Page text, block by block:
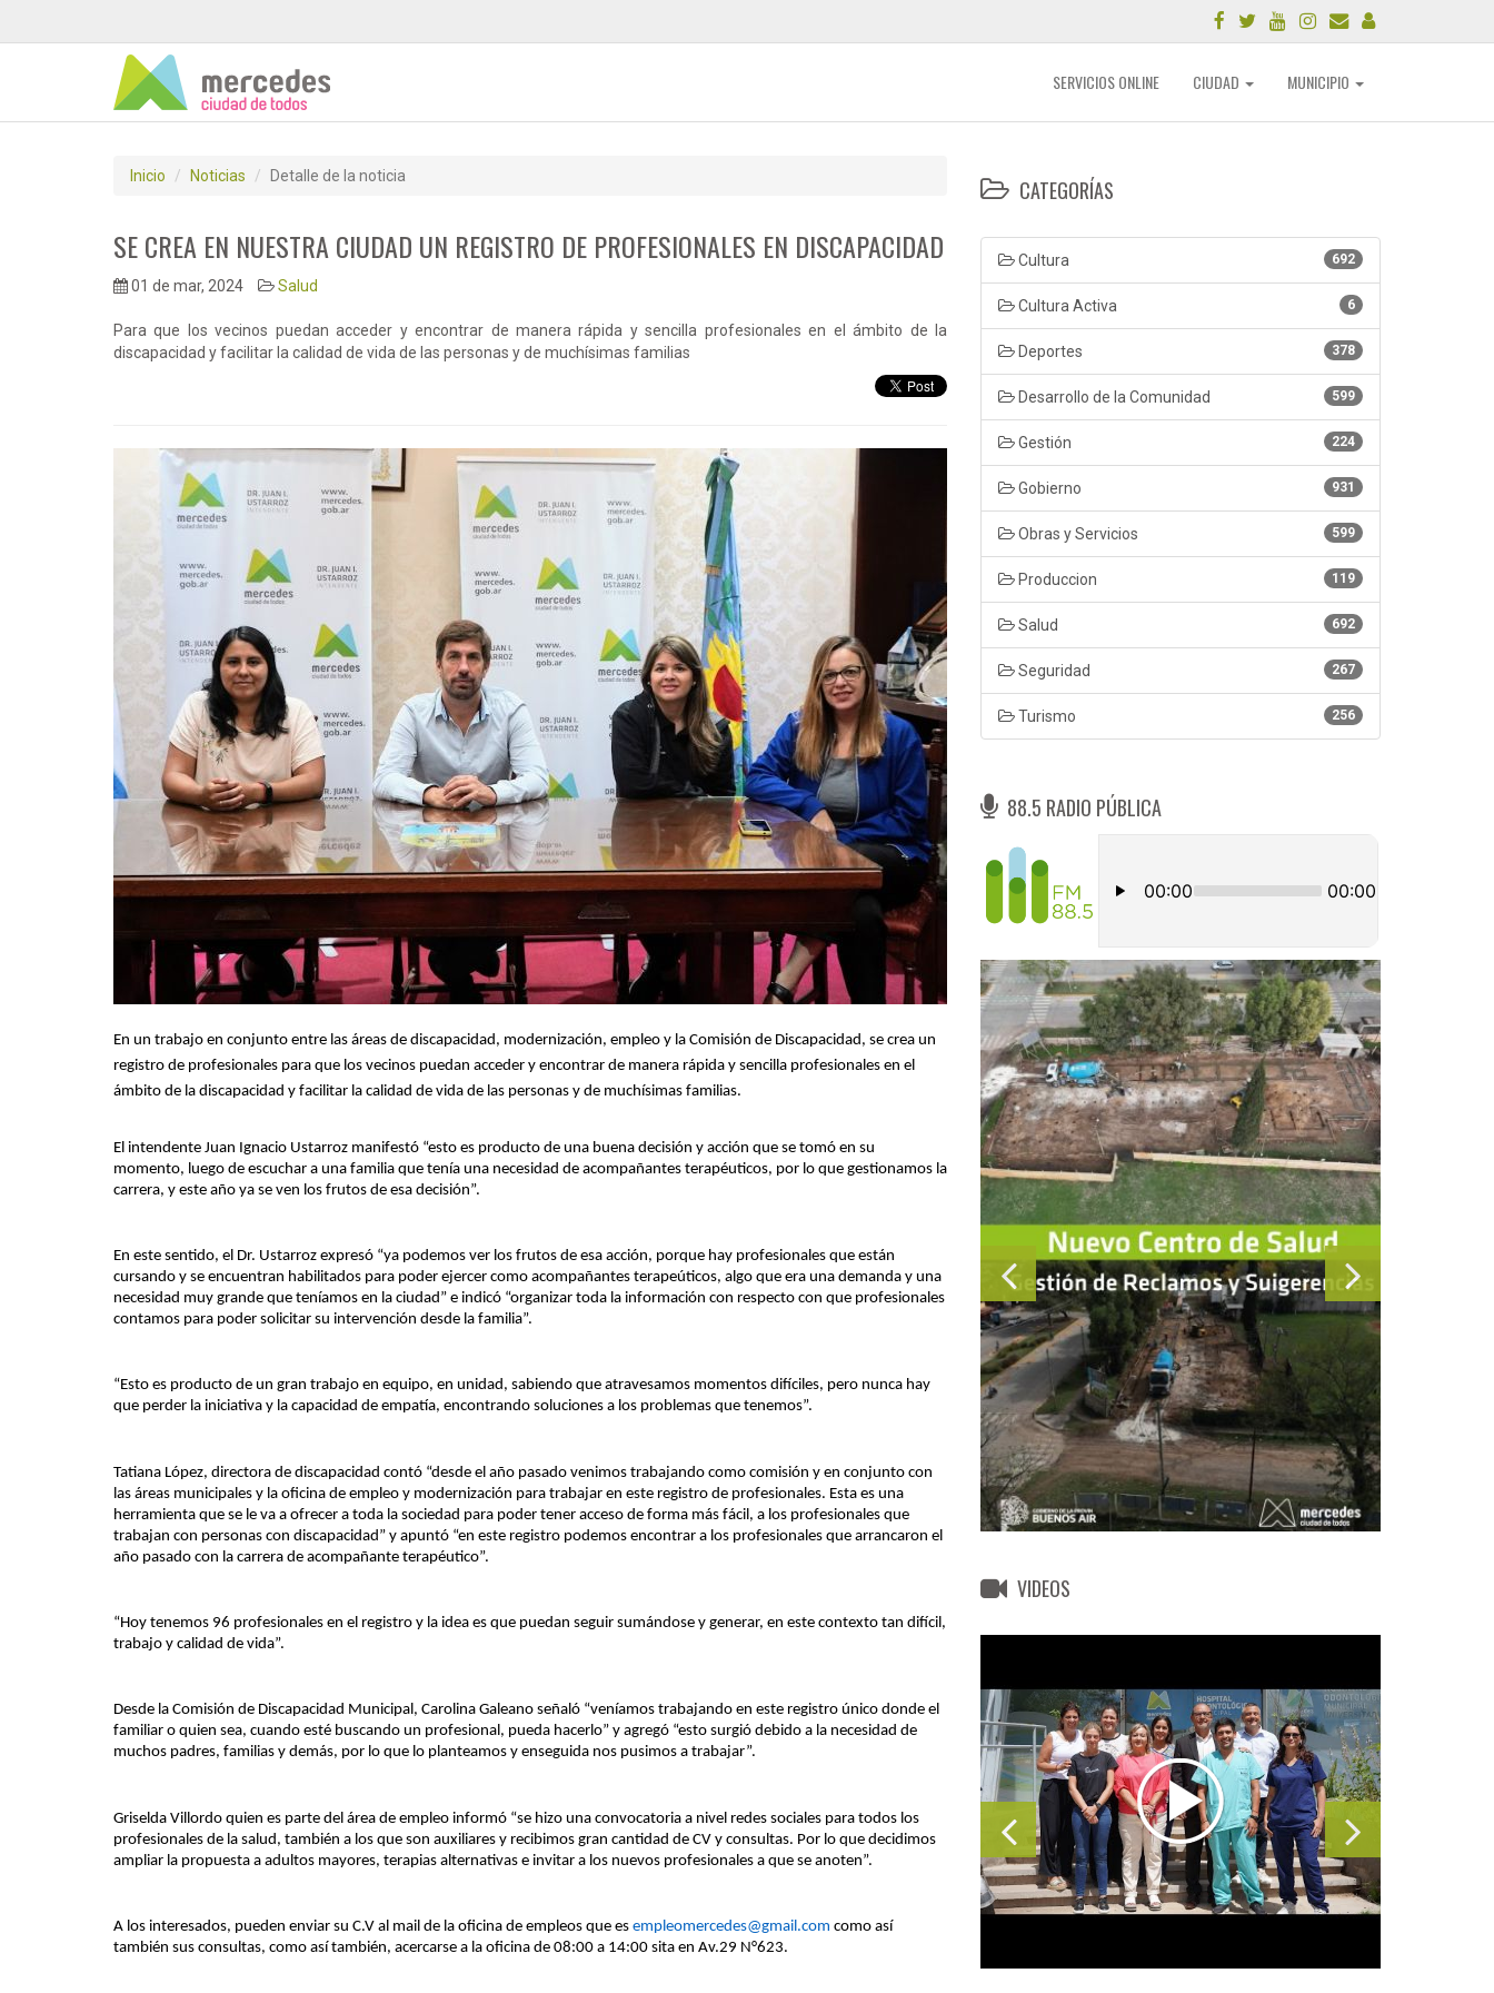
SERVICIOS ONLINE CIUDAD MUNICIPIO
Inicio Noticias Detalle de la noticia
SE CREA EN NUESTRA CIUDAD UN REGISTRO DE PROFESIONALES EN DISCAPACIDAD
01 de mar, 2024 Salud
Para que los vecinos puedan acceder y encontrar de manera rápida y sencilla profesionales en el ámbito de la
discapacidad y facilitar la calidad de vida de las personas y de muchísimas familias
En un trabajo en conjunto entre las áreas de discapacidad, modernización, empleo y la Comisión de Discapacidad, se crea un
registro de profesionales para que los vecinos puedan acceder y encontrar de manera rápida y sencilla profesionales en el
ámbito de la discapacidad y facilitar la calidad de vida de las personas y de muchísimas familias.
El intendente Juan Ignacio Ustarroz manifestó “esto es producto de una buena decisión y acción que se tomó en su
momento, luego de escuchar a una familia que tenía una necesidad de acompañantes terapéuticos, por lo que gestionamos la
carrera, y este año ya se ven los frutos de esa decisión”.
En este sentido, el Dr. Ustarroz expresó “ya podemos ver los frutos de esa acción, porque hay profesionales que están
cursando y se encuentran habilitados para poder ejercer como acompañantes terapeúticos, algo que era una demanda y una
necesidad muy grande que teníamos en la ciudad” e indicó “organizar toda la información con respecto con que profesionales
contamos para poder solicitar su intervención desde la familia”.
“Esto es producto de un gran trabajo en equipo, en unidad, sabiendo que atravesamos momentos difíciles, pero nunca hay
que perder la iniciativa y la capacidad de empatía, encontrando soluciones a los problemas que tenemos”.
Tatiana López, directora de discapacidad contó “desde el año pasado venimos trabajando como comisión y en conjunto con
las áreas municipales y la oficina de empleo y modernización para trabajar en este registro de profesionales. Esta es una
herramienta que se le va a ofrecer a toda la sociedad para poder tener acceso de forma más fácil, a los profesionales que
trabajan con personas con discapacidad” y apuntó “en este registro podemos encontrar a los profesionales que arrancaron el
año pasado con la carrera de acompañante terapéutico”.
“Hoy tenemos 96 profesionales en el registro y la idea es que puedan seguir sumándose y generar, en este contexto tan difícil,
trabajo y calidad de vida”.
Desde la Comisión de Discapacidad Municipal, Carolina Galeano señaló “veníamos trabajando en este registro único donde el
familiar o quien sea, cuando esté buscando un profesional, pueda hacerlo” y agregó “esto surgió debido a la necesidad de
muchos padres, familias y demás, por lo que lo planteamos y enseguida nos pusimos a trabajar”.
Griselda Villordo quien es parte del área de empleo informó “se hizo una convocatoria a nivel redes sociales para todos los
profesionales de la salud, también a los que son auxiliares y recibimos gran cantidad de CV y consultas. Por lo que decidimos
ampliar la propuesta a adultos mayores, terapias alternativas e invitar a los nuevos profesionales a que se anoten”.
A los interesados, pueden enviar su C.V al mail de la oficina de empleos que es empleomercedes@gmail.com como así
también sus consultas, como así también, acercarse a la oficina de 08:00 a 14:00 sita en Av.29 N°623.
CATEGORÍAS
692
Cultura
6
Cultura Activa
378
Deportes
599
Desarrollo de la Comunidad
224
Gestión
931
Gobierno
599
Obras y Servicios
119
Produccion
692
Salud
267
Seguridad
256
Turismo
88.5 RADIO PÚBLICA
VIDEOS